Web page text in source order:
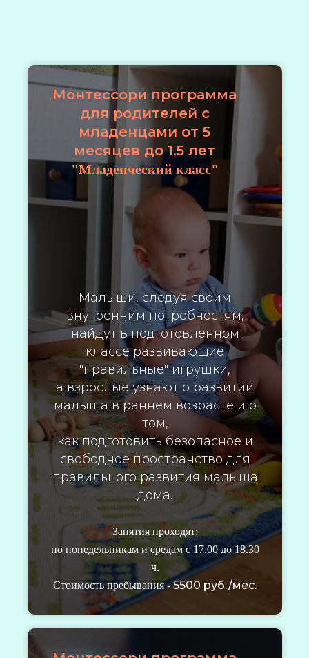
Монтессори программа
для родителей с
младенцами от 5
месяцев до 1,5 лет
"Младенческий класс"
Малыши, следуя своим
внутренним потребностям,
найдут в подготовленном
классе развивающие
"правильные" игрушки,
а взрослые узнают о развитии
малыша в раннем возрасте и о
том,
как подготовить безопасное и
свободное пространство для
правильного развития малыша
дома.
Занятия проходят:
по понедельникам и средам с 17.00 до 18.30
ч.
Стоимость пребывания -5500 руб./мес.